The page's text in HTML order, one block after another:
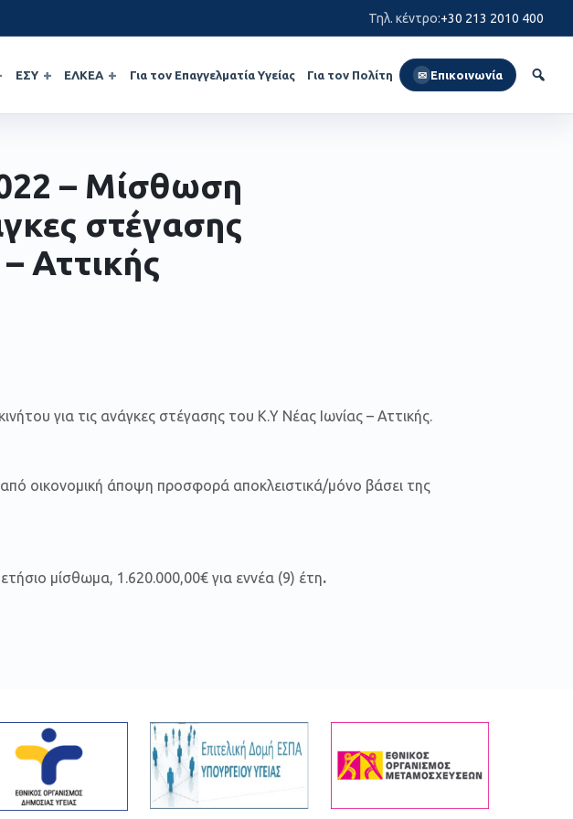
Τηλ. κέντρο:+30 213 2010 400
ΕΣΥ ΕΛΚΕΑ Για τον Επαγγελματία Υγείας Για τον Πολίτη ✉ Επικοινωνία
– Μίσθωση
στέγασης
Αττικής
για τις ανάγκες στέγασης του Κ.Υ Νέας Ιωνίας – Αττικής.
οικονομική άποψη προσφορά αποκλειστικά/μόνο βάσει της
μίσθωμα, 1.620.000,00€ για εννέα (9) έτη.